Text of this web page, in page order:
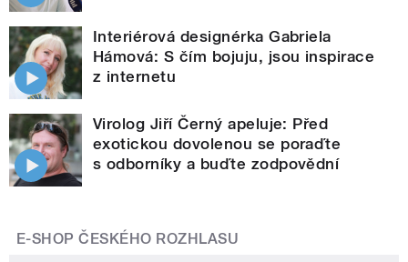
Interiérová designérka Gabriela
Hámová: S čím bojuju, jsou inspirace
z internetu
Virolog Jiří Černý apeluje: Před
exotickou dovolenou se poraďte
s odborníky a buďte zodpovědní
E-SHOP ČESKÉHO ROZHLASU